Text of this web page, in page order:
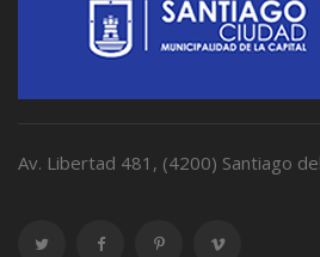
Av. Libertad 481, (4200) Santiago